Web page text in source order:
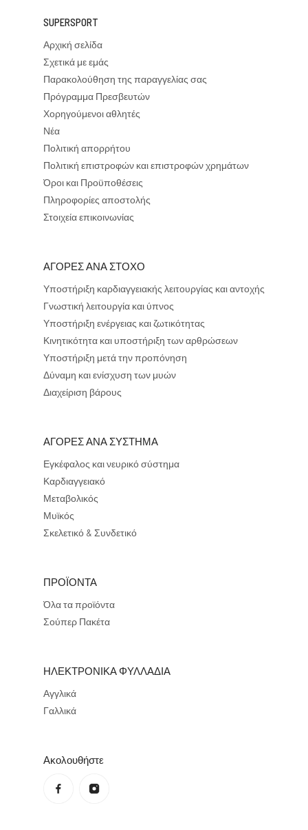
SUPERSPORT
Αρχική σελίδα
Σχετικά με εμάς
Παρακολούθηση της παραγγελίας σας
Πρόγραμμα Πρεσβευτών
Χορηγούμενοι αθλητές
Νέα
Πολιτική απορρήτου
Πολιτική επιστροφών και επιστροφών χρημάτων
Όροι και Προϋποθέσεις
Πληροφορίες αποστολής
Στοιχεία επικοινωνίας
ΑΓΟΡΕΣ ΑΝΑ ΣΤΟΧΟ
Υποστήριξη καρδιαγγειακής λειτουργίας και αντοχής
Γνωστική λειτουργία και ύπνος
Υποστήριξη ενέργειας και ζωτικότητας
Κινητικότητα και υποστήριξη των αρθρώσεων
Υποστήριξη μετά την προπόνηση
Δύναμη και ενίσχυση των μυών
Διαχείριση βάρους
ΑΓΟΡΕΣ ΑΝΑ ΣΥΣΤΗΜΑ
Εγκέφαλος και νευρικό σύστημα
Καρδιαγγειακό
Μεταβολικός
Μυϊκός
Σκελετικό & Συνδετικό
ΠΡΟΪΟΝΤΑ
Όλα τα προϊόντα
Σούπερ Πακέτα
ΗΛΕΚΤΡΟΝΙΚΑ ΦΥΛΛΑΔΙΑ
Αγγλικά
Γαλλικά
Ακολουθήστε
Πολιτική απορρήτου
Πολιτική επιστροφής χρημάτων